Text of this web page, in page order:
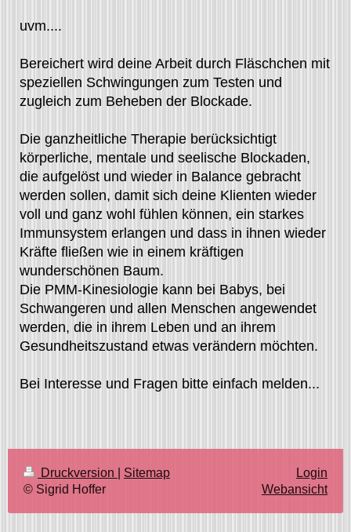
uvm....
Bereichert wird deine Arbeit durch Fläschchen mit
speziellen Schwingungen zum Testen und
zugleich zum Beheben der Blockade.
Die ganzheitliche Therapie berücksichtigt
körperliche, mentale und seelische Blockaden,
die aufgelöst und wieder in Balance gebracht
werden sollen, damit sich deine Klienten wieder
voll und ganz wohl fühlen können, ein starkes
Immunsystem erlangen und dass in ihnen wieder
Kräfte fließen wie in einem kräftigen
wunderschönen Baum.
Die PMM-Kinesiologie kann bei Babys, bei
Schwangeren und allen Menschen angewendet
werden, die in ihrem Leben und an ihrem
Gesundheitszustand etwas verändern möchten.
Bei Interesse und Fragen bitte einfach melden...
Druckversion
Sitemap
© Sigrid Hoffer
Login
Webansicht